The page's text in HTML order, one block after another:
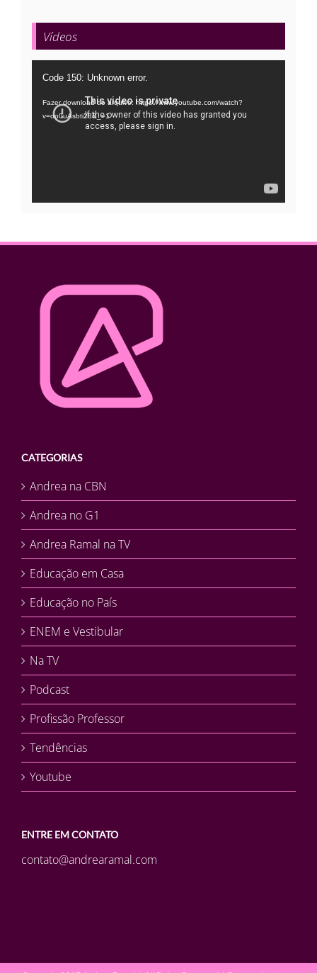
Vídeos
Tocador
vídeo
Code 150: Unknown error.
Fazer download do arquivo: https://www.youtube.com/watch?
v=oo0uAsbti28&_=1
CATEGORIAS
Andrea na CBN
Andrea no G1
Andrea Ramal na TV
Educação em Casa
Educação no País
ENEM e Vestibular
Na TV
Podcast
Profissão Professor
Tendências
Youtube
ENTRE EM CONTATO
contato@andrearamal.com